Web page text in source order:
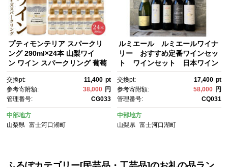
プティモンテリア スパークリ
ング 290ml×24本 山梨ワイ
ン ワイン スパークリング 葡萄
ア キャンプ お家飲み 宅飲み ス
トック 富士 富士河口湖町 モン
デ酒造
交換pt: 11,400 pt
参考寄附額:
38,000 円
管理番号:
CG033
中部地方
山梨県
富士河口湖町
ルミエール ルミエールワイナ
リー おすすめ定番ワインセッ
ト ワインセット 日本ワイン
交換pt: 17,400 pt
参考寄附額:
58,000 円
管理番号:
CQ031
中部地方
山梨県 富士河口湖町